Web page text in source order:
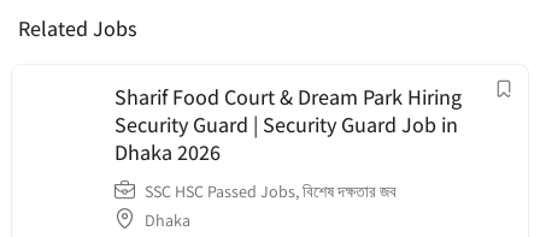
Related Jobs
Sharif Food Court & Dream Park Hiring
Security Guard | Security Guard Job in
Dhaka 2026
SSC HSC Passed Jobs,বিশেষ দক্ষতার জব
Dhaka